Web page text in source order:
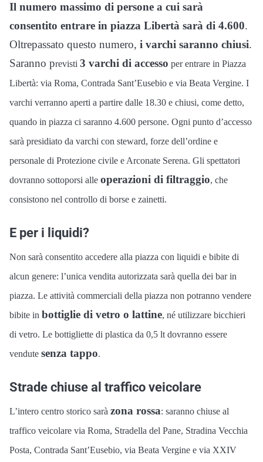
Il numero massimo di persone a cui sarà
consentito entrare in piazza Libertà sarà di 4.600.
Oltrepassato questo numero, i varchi saranno chiusi.
Saranno previsti 3 varchi di accesso per entrare in Piazza
Libertà: via Roma, Contrada Sant’Eusebio e via Beata Vergine. I
varchi verranno aperti a partire dalle 18.30 e chiusi, come detto,
quando in piazza ci saranno 4.600 persone. Ogni punto d’accesso
sarà presidiato da varchi con steward, forze dell’ordine e
personale di Protezione civile e Arconate Serena. Gli spettatori
dovranno sottoporsi alle operazioni di filtraggio, che
consistono nel controllo di borse e zainetti.
E per i liquidi?
Non sarà consentito accedere alla piazza con liquidi e bibite di
alcun genere: l’unica vendita autorizzata sarà quella dei bar in
piazza. Le attività commerciali della piazza non potranno vendere
bibite in bottiglie di vetro o lattine, né utilizzare bicchieri
di vetro. Le bottigliette di plastica da 0,5 lt dovranno essere
vendute senza tappo.
Strade chiuse al traffico veicolare
L’intero centro storico sarà zona rossa: saranno chiuse al
traffico veicolare via Roma, Stradella del Pane, Stradina Vecchia
Posta, Contrada Sant’Eusebio, via Beata Vergine e via XXIV